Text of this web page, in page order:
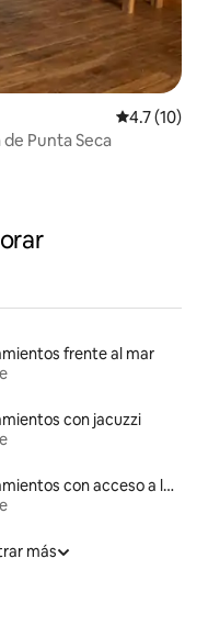
Calificación
4.7 (10)
de Punta Seca
frente al mar
con jacuzzi
Alojamientos con acceso a la playa
más